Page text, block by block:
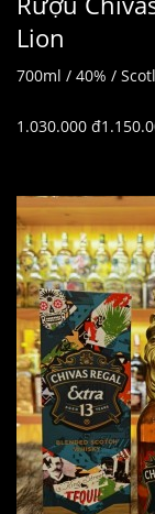
Lion
700ml / 40% /
1.030.000